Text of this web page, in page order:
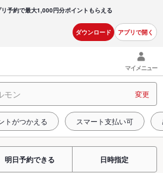
予約で最大1,000円分ポイントもらえる
ダウンロード アプリで開く
マイメニュー
モン 変更
トがつかえる スマート支払い可
明日予約できる 日時指定